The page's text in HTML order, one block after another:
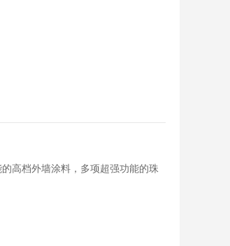
高档外墙涂料，多项超强功能的珠